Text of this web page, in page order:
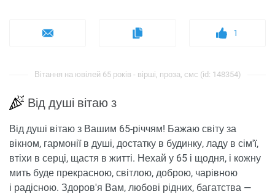
1
Вітання на ювілей 65 років - вірші, проза, смс (id: 148354)
Від душі вітаю з
Від душі вітаю з Вашим 65-річчям! Бажаю світу за
вікном, гармонії в душі, достатку в будинку, ладу в сім'ї,
втіхи в серці, щастя в житті. Нехай у 65 і щодня, і кожну
мить буде прекрасною, світлою, доброю, чарівною
і радісною. Здоров'я Вам, любові рідних, багатства —